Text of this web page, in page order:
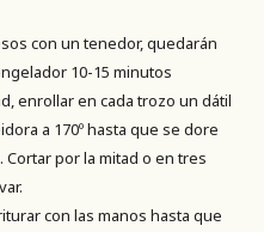
con un tenedor, quedarán
10-15 minutos
enrollar en cada trozo un dátil
a 170º hasta que se dore
por la mitad o en tres
con las manos hasta que